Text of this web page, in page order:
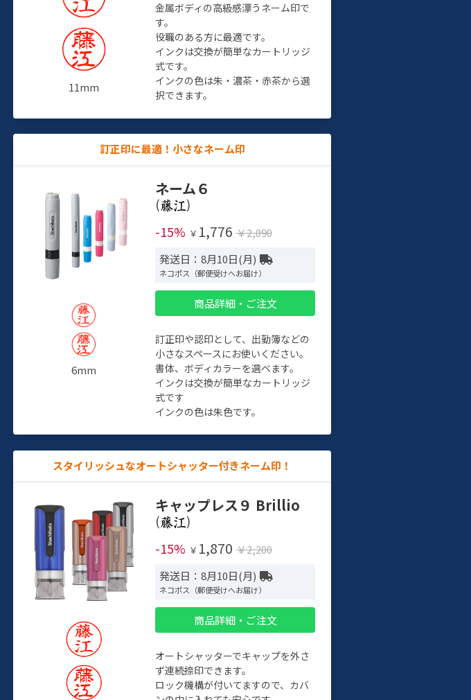
11mm
金属ボディの高級感漂うネーム印で
す。
役職のある方に最適です。
インクは交換が簡単なカートリッジ
式です。
インクの色は朱・濃茶・赤茶から選
択できます。
訂正印に最適！小さなネーム印
6mm
ネーム６
(
)
-15% ￥ 1,776 ￥2,090
発送日：8月10日(月)
ネコポス（郵便受けへお届け）
商品詳細・ご注文
訂正印や認印として、出勤簿などの
小さなスペースにお使いください。
書体、ボディカラーを選べます。
インクは交換が簡単なカートリッジ
式です
インクの色は朱色です。
スタイリッシュなオートシャッター付きネーム印！
キャップレス９ Brillio
(
)
-15% ￥ 1,870 ￥2,200
発送日：8月10日(月)
ネコポス（郵便受けへお届け）
商品詳細・ご注文
オートシャッターでキャップを外さ
ず連続捺印できます。
ロック機構が付いてますので、カバ